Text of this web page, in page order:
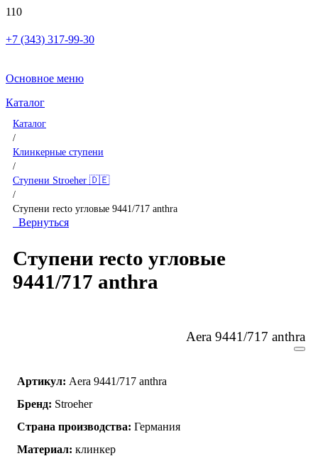
+7 (343) 317-99-30
Основное меню
Каталог
Каталог
/
Клинкерные ступени
/
Ступени Stroeher 🇩🇪
/
Ступени recto угловые 9441/717 anthra
Вернуться
Ступени recto угловые
9441/717 anthra
Aera 9441/717 anthra
Артикул: Aera 9441/717 anthra
Бренд: Stroeher
Страна производства: Германия
Материал: клинкер